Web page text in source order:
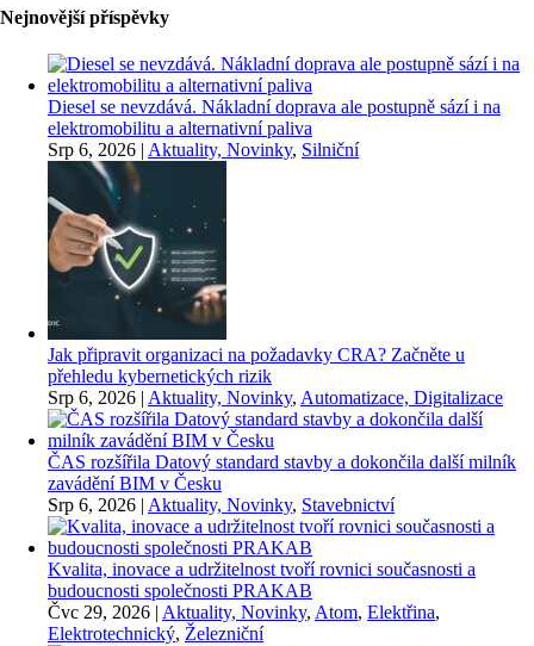
Nejnovější příspěvky
Diesel se nevzdává. Nákladní doprava ale postupně sází i na
elektromobilitu a alternativní paliva
Srp 6, 2026 | Aktuality, Novinky, Silniční
Jak připravit organizaci na požadavky CRA? Začněte u
přehledu kybernetických rizik
Srp 6, 2026 | Aktuality, Novinky, Automatizace, Digitalizace
ČAS rozšířila Datový standard stavby a dokončila další milník
zavádění BIM v Česku
Srp 6, 2026 | Aktuality, Novinky, Stavebnictví
Kvalita, inovace a udržitelnost tvoří rovnici současnosti a
budoucnosti společnosti PRAKAB
Čvc 29, 2026 | Aktuality, Novinky, Atom, Elektřina,
Elektrotechnický, Železniční